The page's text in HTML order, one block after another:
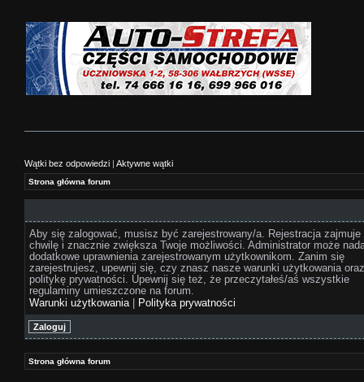
Wątki bez odpowiedzi | Aktywne wątki
Strona główna forum
Aby się zalogować, musisz być zarejestrowany/a. Rejestracja zajmuje
chwilę i znacznie zwiększa Twoje możliwości. Administrator może
dodatkowe uprawnienia zarejestrowanym użytkownikom. Zanim się
zarejestrujesz, upewnij się, czy znasz nasze warunki użytkowania oraz
politykę prywatności. Upewnij się też, że przeczytałeś/aś wszystkie
regulaminy umieszczone na forum.
Warunki użytkowania| Polityka prywatności
Strona główna forum